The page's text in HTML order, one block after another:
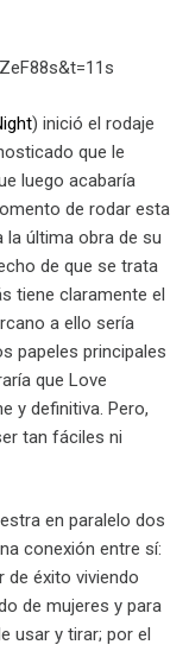
) inició el rodaje
que le
luego acabaría
de rodar esta
la última obra de su
de que se trata
tiene claramente el
a ello sería
papeles principales
que Love
y definitiva. Pero,
tan fáciles ni
en paralelo dos
conexión entre sí:
de éxito viviendo
de mujeres y para
usar y tirar; por el